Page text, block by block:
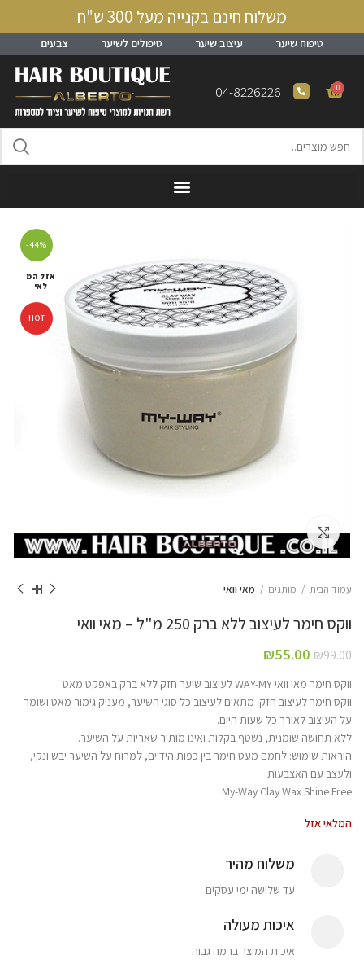
משלוח חינם בקנייה מעל 300 ש"ח
טיפוח שיער עיצוב שיער טיפולים לשיער צבעים
0
04-8226226
-44%
אזל המ
לאי
HOT
Click to enlarge
עמוד הבית מותגים מאי וואי
ווקס חימר לעיצוב ללא ברק 250 מ"ל – מאי וואי
₪99.00
₪55.00
ווקס חימר מאי וואי WAY-MY לעיצוב שיער חזק ללא ברק באפקט מאט
ווקס חימר לעיצוב חזק. מתאים לעיצוב כל סוגי השיער, מעניק גימור מאט ושומר
על העיצוב לאורך כל שעות היום.
ללא תחושה שומנית, נשטף בקלות ואינו מותיר שאריות על השיער.
הוראות שימוש: לחמם מעט חימר בין כפות הידיים, למרוח על השיער יבש ונקי,
ולעצב עם האצבעות.
My-Way Clay Wax Shine Free
המלאי אזל
משלוח מהיר
עד שלושה ימי עסקים
איכות מעולה
איכות המוצר ברמה גבוה